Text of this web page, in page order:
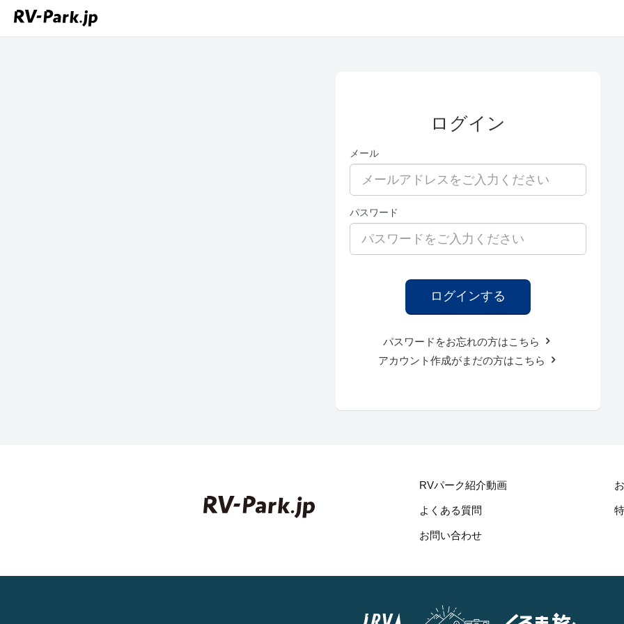
ログイン
メール
パスワード
パスワードをお忘れの方はこちら
アカウント作成がまだの方はこちら
RVパーク紹介動画
よくある質問
お問い合わせ